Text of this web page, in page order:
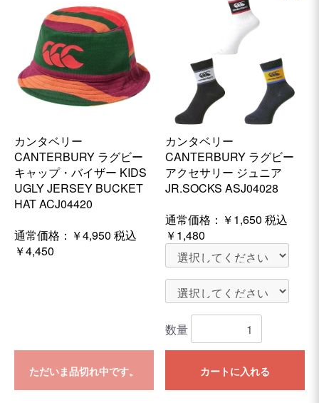
カンタベリー
CANTERBURY ラグビー
キャップ・バイザー KIDS
UGLY JERSEY BUCKET
HAT ACJ04420
通常価格： ￥4,950 税込
￥4,450
ただいま品切れ中です。
カンタベリー
CANTERBURY ラグビー
アクセサリー ジュニア
JR.SOCKS ASJ04028
通常価格： ￥1,650 税込
￥1,480
数量
カートに入れる